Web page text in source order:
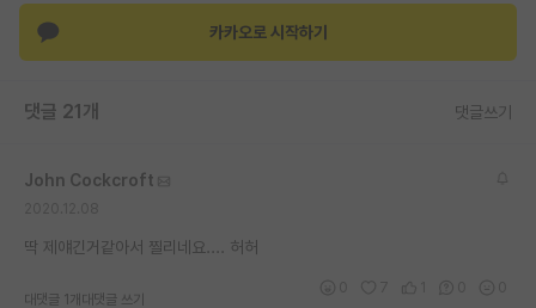
카카오로 시작하기
댓글 21개 댓글쓰기
John Cockcroft
딱 제얘긴거같아서 찔리네요.... 허허
대댓글 1개 대댓글 쓰기